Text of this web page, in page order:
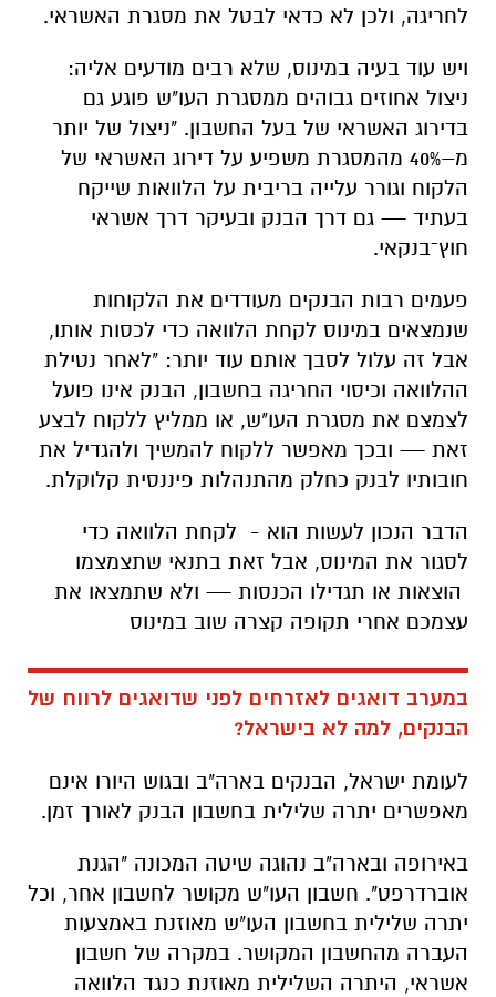
לחריגה, ולכן לא כדאי לבטל את מסגרת האשראי.
ויש עוד בעיה במינוס, שלא רבים מודעים אליה:
ניצול אחוזים גבוהים ממסגרת העו"ש פוגע גם
בדירוג האשראי של בעל החשבון. "ניצול של יותר
מ–40% מהמסגרת משפיע על דירוג האשראי של
הלקוח וגורר עלייה בריבית על הלוואות שייקח
בעתיד — גם דרך הבנק ובעיקר דרך אשראי
חוץ־בנקאי.
פעמים רבות הבנקים מעודדים את הלקוחות
שנמצאים במינוס לקחת הלוואה כדי לכסות אותו,
אבל זה עלול לסבך אותם עוד יותר: "לאחר נטילת
ההלוואה וכיסוי החריגה בחשבון, הבנק אינו פועל
לצמצם את מסגרת העו"ש, או ממליץ ללקוח לבצע
זאת — ובכך מאפשר ללקוח להמשיך ולהגדיל את
חובותיו לבנק כחלק מהתנהלות פיננסית קלוקלת.
הדבר הנכון לעשות הוא - לקחת הלוואה כדי
לסגור את המינוס, אבל זאת בתנאי שתצמצמו
הוצאות או תגדילו הכנסות — ולא שתמצאו את
עצמכם אחרי תקופה קצרה שוב במינוס
במערב דואגים לאזרחים לפני שדואגים לרווח של
הבנקים, למה לא בישראל?
לעומת ישראל, הבנקים בארה"ב ובגוש היורו אינם
מאפשרים יתרה שלילית בחשבון הבנק לאורך זמן.
באירופה ובארה"ב נהוגה שיטה המכונה "הגנת
אוברדרפט". חשבון העו"ש מקושר לחשבון אחר, וכל
יתרה שלילית בחשבון העו"ש מאוזנת באמצעות
העברה מהחשבון המקושר. במקרה של חשבון
אשראי, היתרה השלילית מאוזנת כנגד הלוואה